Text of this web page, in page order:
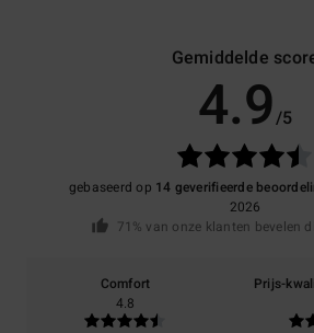
Gemiddelde
4.9/5
gebaseerd op 14 geverifieerde
2026
71% van onze klanten bevelen
Comfort
4.8
Prijs-